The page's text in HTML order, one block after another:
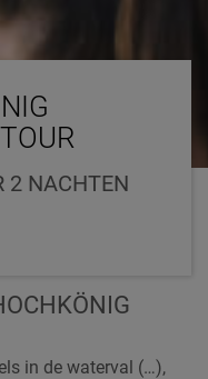
2 NACHTEN
in de waterval (…),